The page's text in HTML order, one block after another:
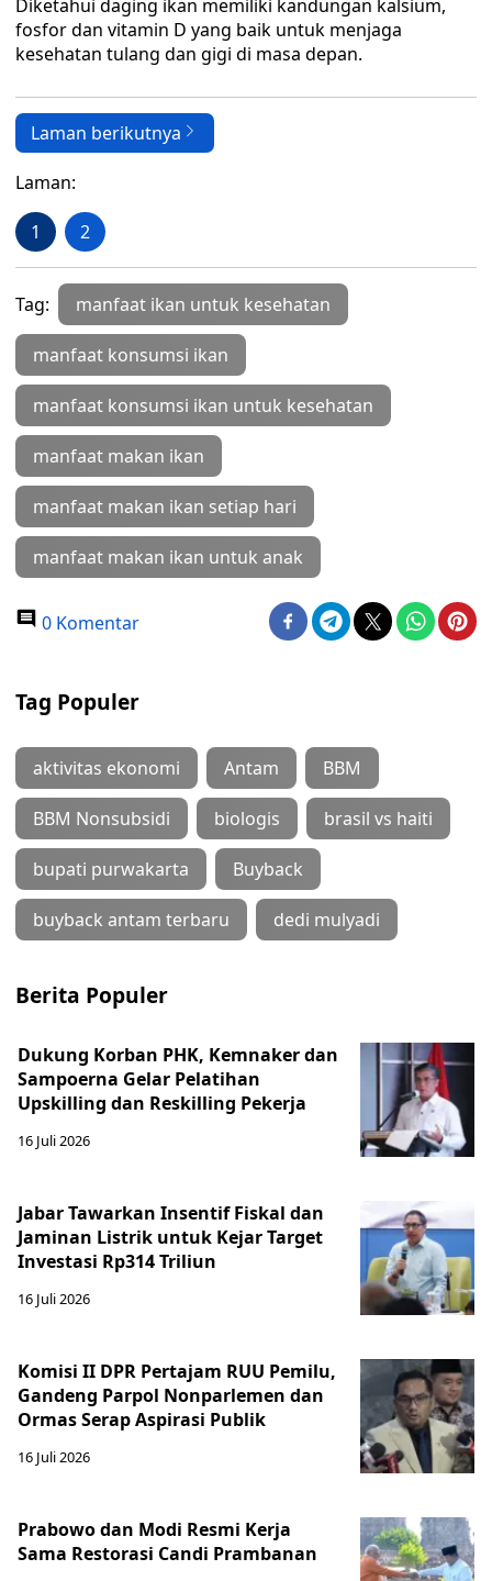
Diketahui daging ikan memiliki kandungan kalsium,
fosfor dan vitamin D yang baik untuk menjaga
kesehatan tulang dan gigi di masa depan.
Laman berikutnya
Laman:
1 2
Tag: manfaat ikan untuk kesehatan
manfaat konsumsi ikan
manfaat konsumsi ikan untuk kesehatan
manfaat makan ikan
manfaat makan ikan setiap hari
manfaat makan ikan untuk anak
0 Komentar
Tag Populer
aktivitas ekonomi Antam BBM
BBM Nonsubsidi biologis brasil vs haiti
bupati purwakarta Buyback
buyback antam terbaru dedi mulyadi
Berita Populer
Dukung Korban PHK, Kemnaker dan
Sampoerna Gelar Pelatihan
Upskilling dan Reskilling Pekerja
16 Juli 2026
Jabar Tawarkan Insentif Fiskal dan
Jaminan Listrik untuk Kejar Target
Investasi Rp314 Triliun
16 Juli 2026
Komisi II DPR Pertajam RUU Pemilu,
Gandeng Parpol Nonparlemen dan
Ormas Serap Aspirasi Publik
16 Juli 2026
Prabowo dan Modi Resmi Kerja
Sama Restorasi Candi Prambanan